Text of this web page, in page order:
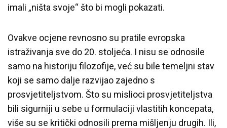
imali „ništa svoje“ što bi mogli pokazati.
Ovakve ocjene revnosno su pratile evropska
istraživanja sve do 20. stoljeća. I nisu se odnosile
samo na historiju filozofije, već su bile temeljni stav
koji se samo dalje razvijao zajedno s
prosvjetiteljstvom. Što su mislioci prosvjetiteljstva
bili sigurniji u sebe u formulaciji vlastitih koncepata,
više su se kritički odnosili prema mišljenju drugih. Ili,